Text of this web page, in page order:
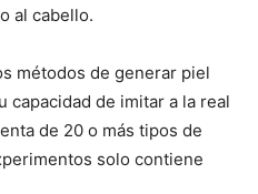
al cabello.
métodos de generar piel
capacidad de imitar a la real
de 20 o más tipos de
solo contiene